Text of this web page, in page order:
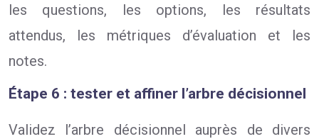
les questions, les options, les résultats
attendus, les métriques d’évaluation et les
notes.
Étape 6 : tester et affiner l’arbre décisionnel
Validez l’arbre décisionnel auprès de divers